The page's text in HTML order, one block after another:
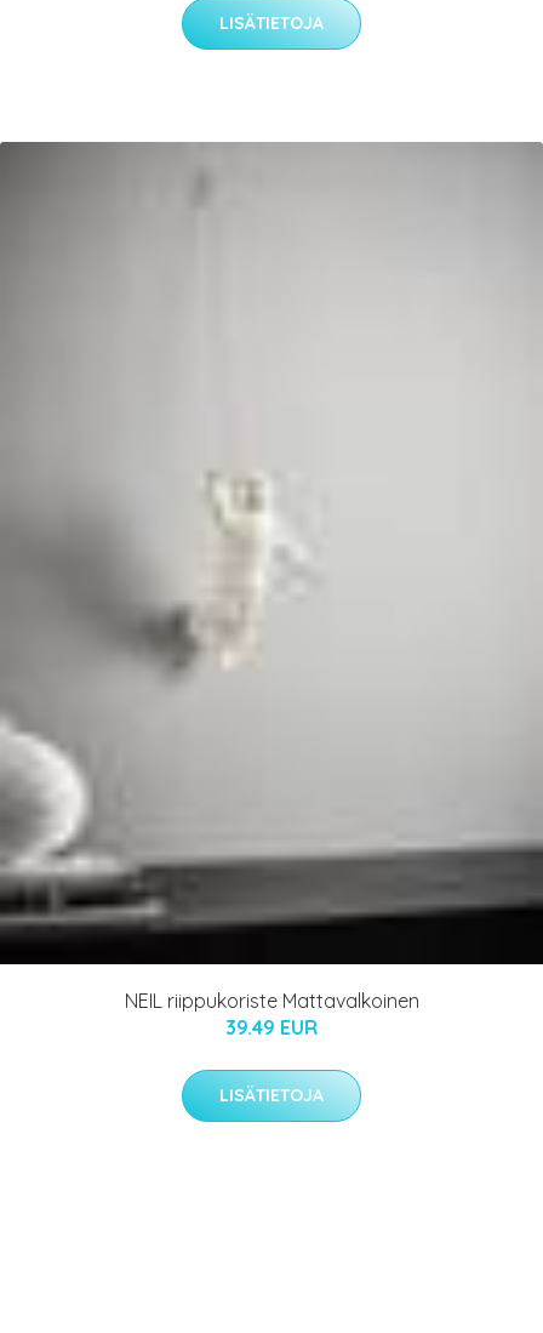
LISÄTIETOJA
NEIL riippukoriste Mattavalkoinen
39.49 EUR
LISÄTIETOJA